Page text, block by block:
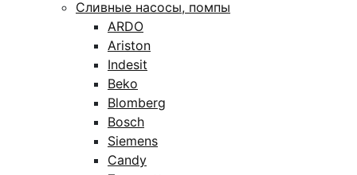
Сливные насосы, помпы
ARDO
Ariston
Indesit
Beko
Blomberg
Bosch
Siemens
Candy